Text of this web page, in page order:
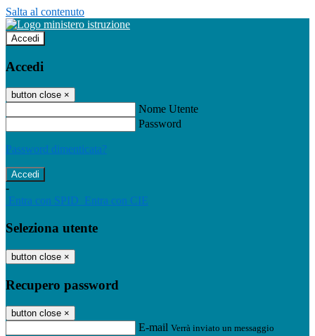
Salta al contenuto
Accedi
Accedi
button close ×
Nome Utente
Password
Password dimenticata?
-
Entra con SPID Entra con CIE
Seleziona utente
button close ×
Recupero password
button close ×
E-mail Verrà inviato un messaggio